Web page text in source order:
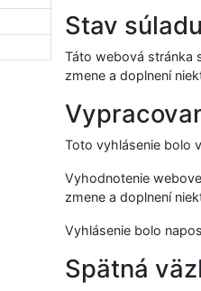
Stav súladu
Táto webová stránka
zmene a doplnení
Toto vyhlásenie bolo
Vyhodnotenie
zmene a doplnení
Vyhlásenie bolo
Spätná